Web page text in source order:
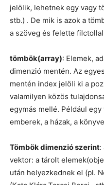
jelölik, lehetnek egy vagy
stb.) . De mik is azok a
a szöveg és felette
tömbök(array): Elemek,
dimenzió mentén. Az
mentén index jelöli ki a
valamilyen közös
egymás mellé. Például
emberek, a házak, a
Tömbök dimenzió szerint:
vektor: a tárolt
után helyezkednek el (pl.